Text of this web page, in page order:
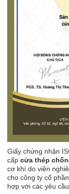
Giấy chứng nhận
cấp cửa thép
cơ khí do viện
cho công ty cổ
hợp với các yêu